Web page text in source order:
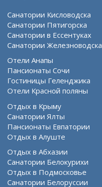
Санатории Кисловодска
Санатории Пятигорска
Санатории в Ессентуках
Санатории Железноводска
Отели Анапы
Пансионаты Сочи
Гостиницы Геленджика
Отели Красной поляны
Отдых в Крыму
Санатории Ялты
Пансионаты Евпатории
Отдых в Алуште
Отдых в Абхазии
Санатории Белокурихи
Отдых в Подмосковье
Санатории Белоруссии